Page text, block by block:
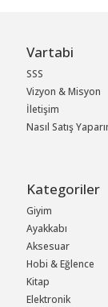
Vartabi
SSS
Vizyon & Misyon
İletişim
Nasıl Satış
Kategoriler
Giyim
Ayakkabı
Aksesuar
Hobi & Eğlence
Kitap
Elektronik